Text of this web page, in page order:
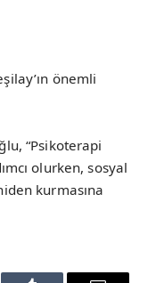
önemli
“Psikoterapi
olurken, sosyal
kurmasına